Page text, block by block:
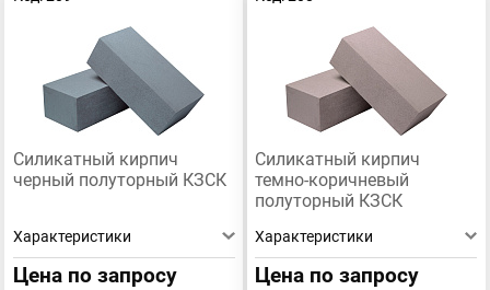
Силикатный кирпич
черный полуторный КЗСК
Характеристики
Цена по запросу
Силикатный кирпич
темно-коричневый
полуторный КЗСК
Характеристики
Цена по запросу